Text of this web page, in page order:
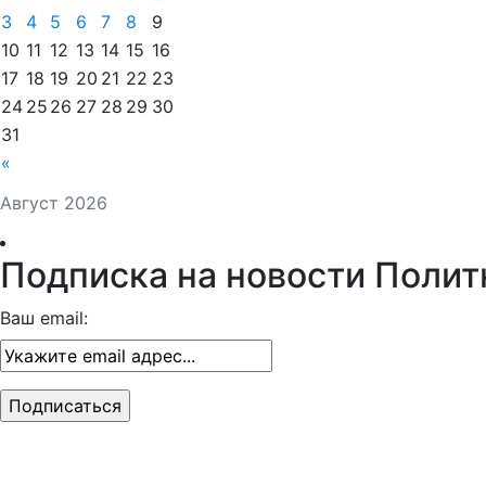
Август 2026
«
3
4 5 6 7 8
9
10 11 12 13 14 15 16
17 18 19 20 21 22 23
24 25 26 27 28 29 30
31
Подписка на новости
Ваш email: